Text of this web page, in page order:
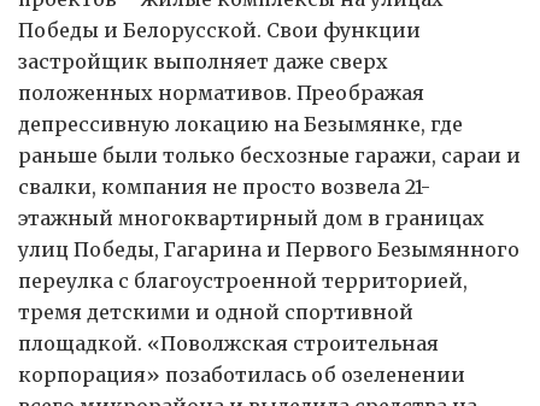
Победы и Белорусской. Свои функции
застройщик выполняет даже сверх
положенных нормативов. Преображая
депрессивную локацию на Безымянке, где
раньше были только бесхозные гаражи, сараи и
свалки, компания не просто возвела 21-
этажный многоквартирный дом в границах
улиц Победы, Гагарина и Первого Безымянного
переулка с благо­устроенной территорией,
тремя детскими и одной спортивной
площадкой. «Поволжская строительная
корпорация» позаботилась об озеленении